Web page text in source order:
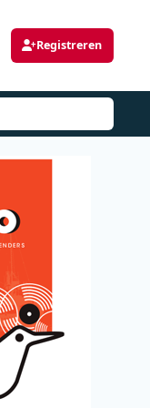
Registreren